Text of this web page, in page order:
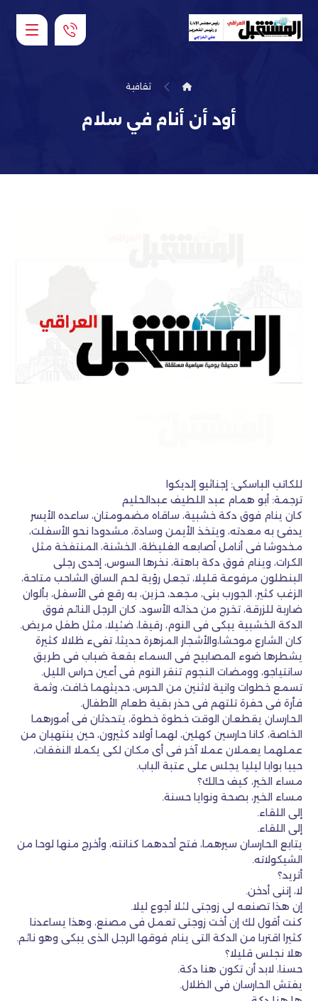
ثقافية
أود أن أنام في سلام
للكاتب الباسكى: إجناثيو إلديكوا
ترجمة: أبو همام عبد اللطيف عبدالحليم
كان ينام فوق دكة خشبية، ساقاه مضمومتان، ساعده الأيسر
يدفئ به معدته، ويتخذ الأيمن وسادة، مشدودا نحو الأسفلت،
مخدوشا فى أنامل أصابعه الغليظة، الخشنة، المنتفخة مثل
الكرات، وينام فوق دكة باهتة، نخرها السوس، إحدى رجلى
البنطلون مرفوعة قليلا، تجعل رؤية لحم الساق الشاحب متاحة،
الزغب كثير، الجورب بنى، مجعد، حزين، به رقع فى الأسفل، بألوان
ضاربة للزرقة، تخرج من حذائه الأسود، كان الرجل النائم فوق
الدكة الخشبية يبكى فى النوم، رقيقا، ضئيلا، مثل طفل مريض.
كان الشارع موحشا،والأشجار المزهرة حديثا، تفىء ظلالا كثيرة
يشطرها ضوء المصابيح فى السماء بقعة ضباب فى طريق
سانتياجو، وومضات النجوم تنقر النوم فى أعين حراس الليل.
تسمع خطوات وانية لاثنين من الحرس، حديثهما خافت، وثمة
فأرة فى حفرة تلتهم فى حذر بقية طعام الأطفال.
الحارسان يقطعان الوقت خطوة خطوة، يتحدثان فى أمورهما
الخاصة، كانا حارسين كهلين، لهما أولاد كثيرون، حين ينتهيان من
عملهما يعملان عملا آخر فى أى مكان لكى يكملا النفقات،
حييا بوابا ليليا يجلس على عتبة الباب.
مساء الخير، كيف حالك؟
مساء الخير، بصحة ونوايا حسنة.
إلى اللقاء.
إلى اللقاء.
يتابع الحارسان سيرهما، فتح أحدهما كنانته، وأخرج منها لوحا من
الشيكولاته.
أتريد؟
لا، إننى أدخن.
إن هذا تصنعه لى زوجتى لئلا أجوع ليلا.
كنت أقول لك إن أخت زوجتى تعمل فى مصنع، وهذا يساعدنا
كثيرا اقتربا من الدكة التى ينام فوقها الرجل الذى يبكى وهو نائم.
هلا نجلس قليلا؟
حسنا، لابد أن تكون هنا دكة.
يفتش الحارسان فى الظلال.